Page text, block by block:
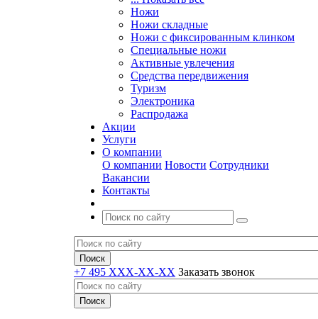
Ножи
Ножи складные
Ножи с фиксированным клинком
Специальные ножи
Активные увлечения
Средства передвижения
Туризм
Электроника
Распродажа
Акции
Услуги
О компании
О компании Новости Сотрудники
Вакансии
Контакты
+7 495 XXX-XX-XX Заказать звонок